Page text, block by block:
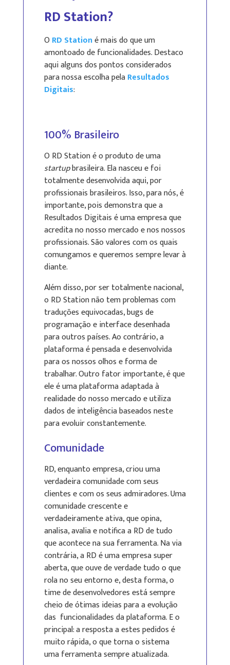
RD Station?
ORD Stationé mais do que um
amontoado de funcionalidades. Destaco
aqui alguns dos pontos considerados
para nossa escolha pelaResultados
Digitais:
100% Brasileiro
O RD Station é o produto de uma
startupbrasileira. Ela nasceu e foi
totalmente desenvolvida aqui, por
profissionais brasileiros. Isso, para nós, é
importante, pois demonstra que a
Resultados Digitais é uma empresa que
acredita no nosso mercado e nos nossos
profissionais. São valores com os quais
comungamos e queremos sempre levar à
diante.
Além disso, por ser totalmente nacional,
o RD Station não tem problemas com
traduções equivocadas, bugs de
programação e interface desenhada
para outros países. Ao contrário, a
plataforma é pensada e desenvolvida
para os nossos olhos e forma de
trabalhar. Outro fator importante, é que
ele é uma plataforma adaptada à
realidade do nosso mercado e utiliza
dados de inteligência baseados neste
para evoluir constantemente.
Comunidade
RD, enquanto empresa, criou uma
verdadeira comunidade com seus
clientes e com os seus admiradores. Uma
comunidade crescente e
verdadeiramente ativa, que opina,
analisa, avalia e notifica a RD de tudo
que acontece na sua ferramenta. Na via
contrária, a RD é uma empresa super
aberta, que ouve de verdade tudo o que
rola no seu entorno e, desta forma, o
time de desenvolvedores está sempre
cheio de ótimas ideias para a evolução
das funcionalidades da plataforma. E o
principal: a resposta a estes pedidos é
muito rápida, o que torna o sistema
uma ferramenta sempre atualizada.